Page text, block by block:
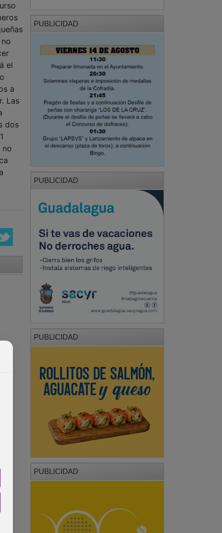
el
a
Las
dos
no
PUBLICIDAD
PUBLICIDAD
PUBLICIDAD
PUBLICIDAD